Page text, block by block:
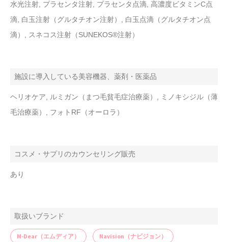
水光注射, プラセンタ注射, プラセンタ点滴, 高濃度ビタミンC点
滴, 白玉注射（グルタチオン注射）, 白玉点滴（グルタチオン点
滴）, スネコス注射（SUNEKOS®注射）
施設に導入している美容機器、薬剤・医薬品
ヘリオケア, ルミガン（まつ毛貧毛症治療薬）, ミノキシジル（薄
毛治療薬）, フォトRF（オーロラ）
コスメ・サプリのカウンセリング販売
あり
取扱いブランド
M-Dear（エムディア） Navision（ナビジョン）